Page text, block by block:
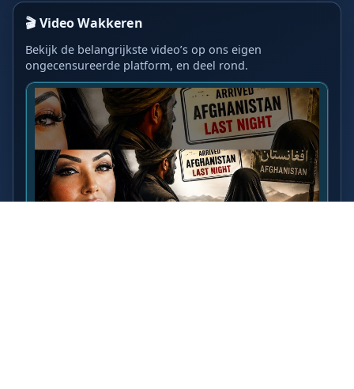
🎬 Video Wakkeren
Bekijk de belangrijkste video’s op ons eigen
ongecensureerde platform, en deel rond.